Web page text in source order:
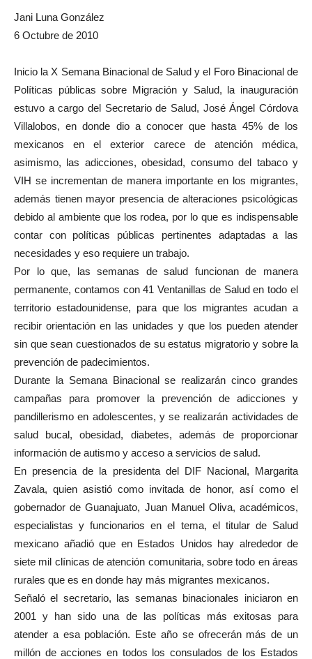
Jani Luna González
6 Octubre de 2010
Inicio la X Semana Binacional de Salud y el Foro Binacional de
Políticas públicas sobre Migración y Salud, la inauguración
estuvo a cargo del Secretario de Salud, José Ángel Córdova
Villalobos, en donde dio a conocer que hasta 45% de los
mexicanos en el exterior carece de atención médica,
asimismo, las adicciones, obesidad, consumo del tabaco y
VIH se incrementan de manera importante en los migrantes,
además tienen mayor presencia de alteraciones psicológicas
debido al ambiente que los rodea, por lo que es indispensable
contar con políticas públicas pertinentes adaptadas a las
necesidades y eso requiere un trabajo.
Por lo que, las semanas de salud funcionan de manera
permanente, contamos con 41 Ventanillas de Salud en todo el
territorio estadounidense, para que los migrantes acudan a
recibir orientación en las unidades y que los pueden atender
sin que sean cuestionados de su estatus migratorio y sobre la
prevención de padecimientos.
Durante la Semana Binacional se realizarán cinco grandes
campañas para promover la prevención de adicciones y
pandillerismo en adolescentes, y se realizarán actividades de
salud bucal, obesidad, diabetes, además de proporcionar
información de autismo y acceso a servicios de salud.
En presencia de la presidenta del DIF Nacional, Margarita
Zavala, quien asistió como invitada de honor, así como el
gobernador de Guanajuato, Juan Manuel Oliva, académicos,
especialistas y funcionarios en el tema, el titular de Salud
mexicano añadió que en Estados Unidos hay alrededor de
siete mil clínicas de atención comunitaria, sobre todo en áreas
rurales que es en donde hay más migrantes mexicanos.
Señaló el secretario, las semanas binacionales iniciaron en
2001 y han sido una de las políticas más exitosas para
atender a esa población. Este año se ofrecerán más de un
millón de acciones en todos los consulados de los Estados